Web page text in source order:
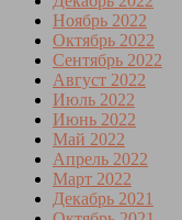
Ноябрь 2022
Октябрь 2022
Сентябрь 2022
Август 2022
Июль 2022
Июнь 2022
Май 2022
Апрель 2022
Март 2022
Декабрь 2021